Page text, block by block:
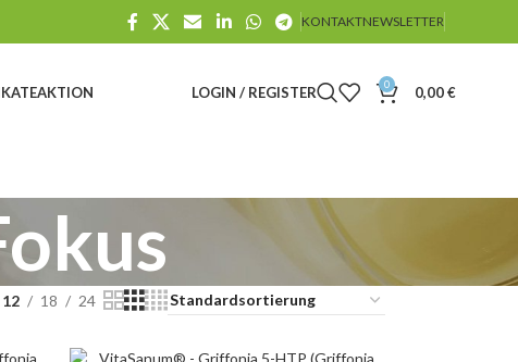
KONTAKTNEWSLETTER
AKTION LOGIN / REGISTER 0 0,00€
12 18 24